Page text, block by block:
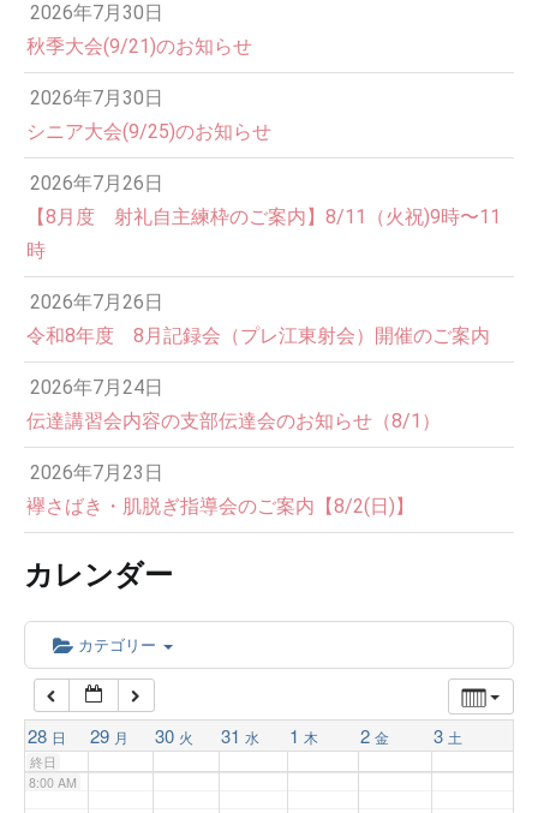
2026年7月30日
秋季大会(9/21)のお知らせ
2026年7月30日
シニア大会(9/25)のお知らせ
2026年7月26日
【8月度 射礼自主練枠のご案内】8/11（火祝)9時〜11
時
2026年7月26日
令和8年度 8月記録会（プレ江東射会）開催のご案内
2026年7月24日
伝達講習会内容の支部伝達会のお知らせ（8/1）
2026年7月23日
襷さばき・肌脱ぎ指導会のご案内【8/2(日)】
カレンダー
カテゴリー
28 日 29 月 30 火 31 水 1 木 2 金 3 土
終日
12:00 AM
1:00 AM
2:00 AM
3:00 AM
4:00 AM
5:00 AM
6:00 AM
7:00 AM
8:00 AM